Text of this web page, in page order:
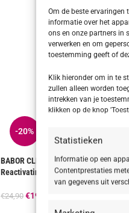
Om de beste ervaringen
informatie over het
ons en onze partners in
verwerken en om
toestemming geeft of
Klik hieronder om in te
zullen alleen worden
intrekken van je
klikken op de knop
Statistieken
Informatie op een
Contentprestaties
van gegevens uit
-20%
BABOR CLEANSING Phyto HY-ÖL
Reactivating
€24,90 €19,92